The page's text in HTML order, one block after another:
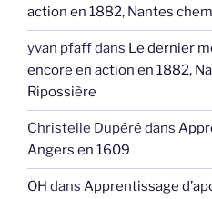
action en 1882, Nantes
yvan pfaffdans Le dernier
encore en action en 1882,
Ripossière
Christelle Dupéré dans
Angers en 1609
OH dans Apprentissage